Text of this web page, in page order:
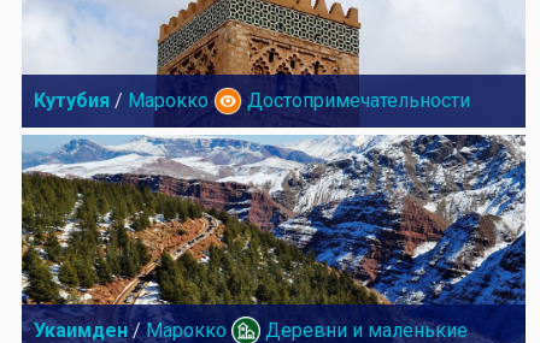
Кутубия / Марокко Достопримечательности
Укаимден/ Марокко
Деревни и маленькие